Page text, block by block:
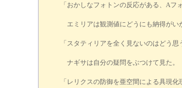
「おかしなフォトンの反応がある、A
エミリアは観測値にどうにも納得がい
「スタティリアを全く見ないのはどう思
ナギサは自分の疑問をぶつけて見た。
「レリクスの防御を亜空間による具現